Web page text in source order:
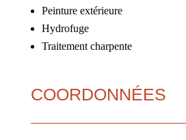
Peinture extérieure
Hydrofuge
Traitement charpente
COORDONNÉES